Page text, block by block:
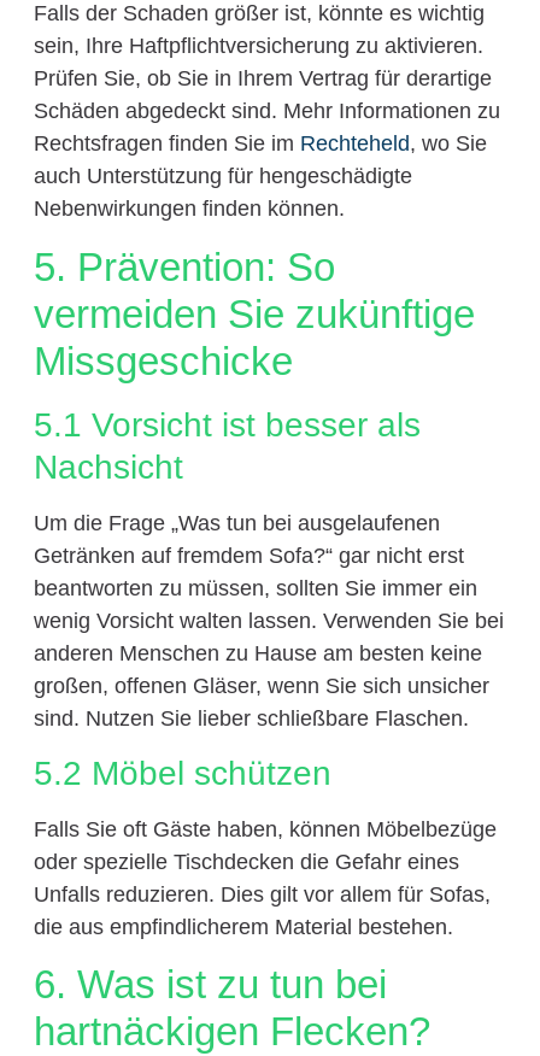
Falls der Schaden größer ist, könnte es wichtig
sein, Ihre Haftpflichtversicherung zu aktivieren.
Prüfen Sie, ob Sie in Ihrem Vertrag für derartige
Schäden abgedeckt sind. Mehr Informationen zu
Rechtsfragen finden Sie im Rechteheld, wo Sie
auch Unterstützung für hengeschädigte
Nebenwirkungen finden können.
5. Prävention: So
vermeiden Sie zukünftige
Missgeschicke
5.1 Vorsicht ist besser als
Nachsicht
Um die Frage „Was tun bei ausgelaufenen
Getränken auf fremdem Sofa?“ gar nicht erst
beantworten zu müssen, sollten Sie immer ein
wenig Vorsicht walten lassen. Verwenden Sie bei
anderen Menschen zu Hause am besten keine
großen, offenen Gläser, wenn Sie sich unsicher
sind. Nutzen Sie lieber schließbare Flaschen.
5.2 Möbel schützen
Falls Sie oft Gäste haben, können Möbelbezüge
oder spezielle Tischdecken die Gefahr eines
Unfalls reduzieren. Dies gilt vor allem für Sofas,
die aus empfindlicherem Material bestehen.
6. Was ist zu tun bei
hartnäckigen Flecken?